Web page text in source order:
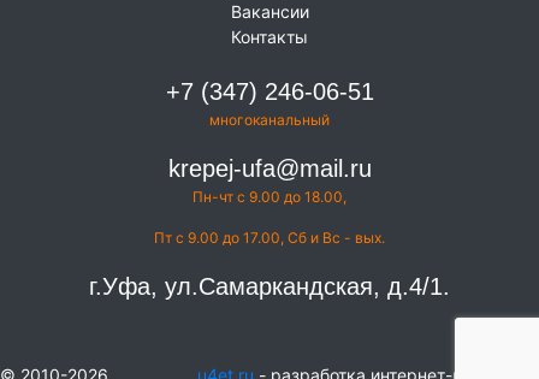
Вакансии
Контакты
+7 (347) 246-06-51
многоканальный
krepej-ufa@mail.ru
Пн-чт с 9.00 до 18.00,
Пт с 9.00 до 17.00, Сб и Вс - вых.
г.Уфа, ул.Самаркандская, д.4/1.